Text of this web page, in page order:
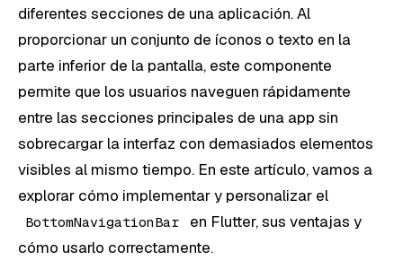
diferentes secciones de una aplicación. Al
proporcionar un conjunto de íconos o texto en la
parte inferior de la pantalla, este componente
permite que los usuarios naveguen rápidamente
entre las secciones principales de una app sin
sobrecargar la interfaz con demasiados elementos
visibles al mismo tiempo. En este artículo, vamos a
explorar cómo implementar y personalizar el
BottomNavigationBar
en Flutter, sus ventajas y
cómo usarlo correctamente.